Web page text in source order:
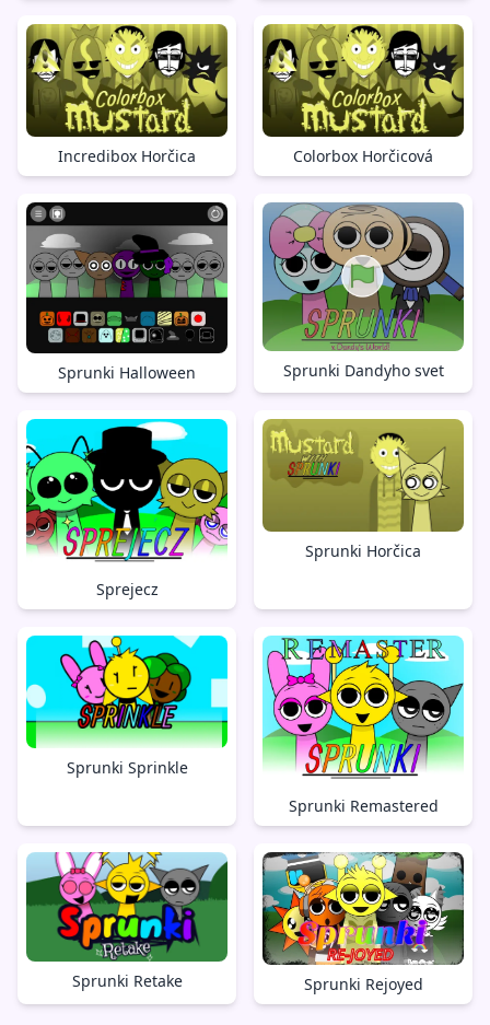
Incredibox Horčica Colorbox Horčicová
Sprunki Halloween Sprunki Dandyho svet
Sprejecz
Sprunki Horčica
Sprunki Sprinkle
Sprunki Remastered
Sprunki Retake Sprunki Rejoyed